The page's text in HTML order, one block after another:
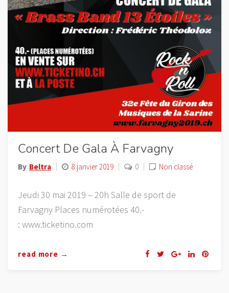
Concert De Gala À Farvagny
By Beltra 8 janvier 2019 0 Non classé
Jeudi 30 mai 2019 – 20h Salle de sport de
Farvagny Places numérotées 40.-
: www.ticketino.com
read more →